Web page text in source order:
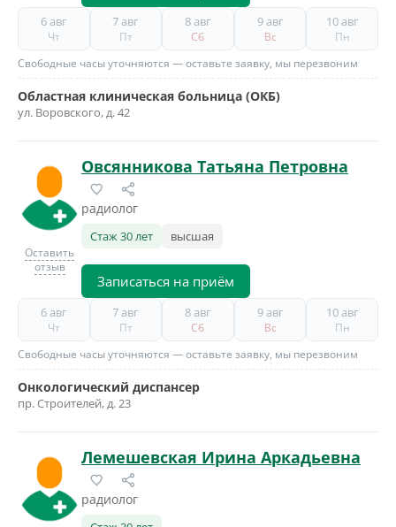
6 авг
Чт
7 авг
Пт
8 авг
Сб
9 авг
Вс
10 авг
Пн
Свободные часы уточняются — оставьте заявку, мы перезвоним
Областная клиническая больница (ОКБ)
ул. Воровского, д. 42
Оставить
отзыв
Овсянникова Татьяна Петровна
радиолог
Стаж 30 лет высшая
Записаться на приём
6 авг
Чт
7 авг
Пт
8 авг
Сб
9 авг
Вс
10 авг
Пн
Свободные часы уточняются — оставьте заявку, мы перезвоним
Онкологический диспансер
пр. Строителей, д. 23
Лемешевская Ирина Аркадьевна
радиолог